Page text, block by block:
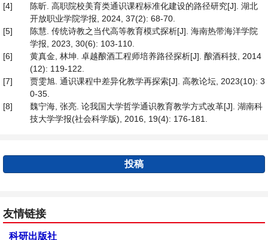
[4]
陈昕. 高职院校美育类通识课程标准化建设的路径研究[J]. 湖北
开放职业学院学报, 2024, 37(2): 68-70.
[5]
陈慧. 传统诗教之当代高等教育模式探析[J]. 海南热带海洋学院
学报, 2023, 30(6): 103-110.
[6]
黄真金, 林坤. 卓越酿酒工程师培养路径探析[J]. 酿酒科技, 2014
(12): 119-122.
[7]
贾雯旭. 通识课程中差异化教学再探索[J]. 高教论坛, 2023(10): 3
0-35.
[8]
魏宁海, 张亮. 论我国大学哲学通识教育教学方式改革[J]. 湖南科
技大学学报(社会科学版), 2016, 19(4): 176-181.
投稿
友情链接
科研出版社